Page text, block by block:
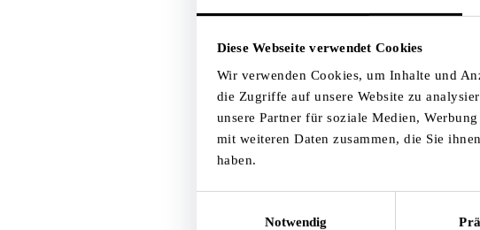
Diese Webseite verwendet Cookies
Wir verwenden Cookies, um Inhalte und
die Zugriffe auf unsere Website zu
unsere Partner für soziale Medien,
mit weiteren Daten zusammen, die Sie
haben.
Notwendig